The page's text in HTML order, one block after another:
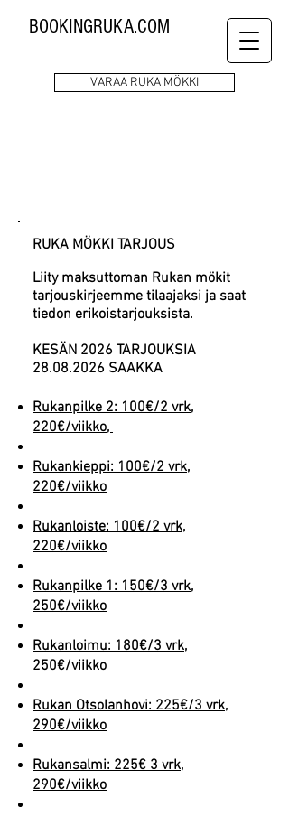
BOOKINGRUKA.COM
VARAA RUKA MÖKKI
RUKA MÖKKI TARJOUS
Liity maksuttoman Rukan mökit
tarjouskirjeemme tilaajaksi ja saat
tiedon erikoistarjouksista.
KESÄN 2026 TARJOUKSIA
28.08.2026 SAAKKA
Rukanpilke 2: 100€/2 vrk,
220€/viikko,
Rukankieppi: 100€/2 vrk,
220€/viikko
Rukanloiste: 100€/2 vrk,
220€/viikko
Rukanpilke 1: 150€/3 vrk,
250€/viikko
Rukanloimu: 180€/3 vrk,
250€/viikko
Rukan Otsolanhovi: 225€/3 vrk,
290€/viikko
Rukansalmi: 225€ 3 vrk,
290€/viikko